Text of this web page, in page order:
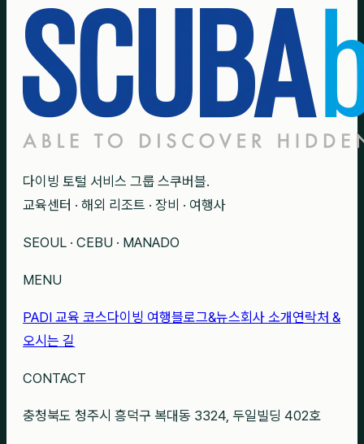
다이빙 토털 서비스 그룹 스쿠버블.
교육센터 · 해외 리조트 · 장비 · 여행사
SEOUL · CEBU · MANADO
MENU
PADI 교육 코스다이빙 여행블로그&뉴스회사 소개 연락처 &
오시는 길
CONTACT
충청북도 청주시 흥덕구 복대동 3324, 두일빌딩 402호